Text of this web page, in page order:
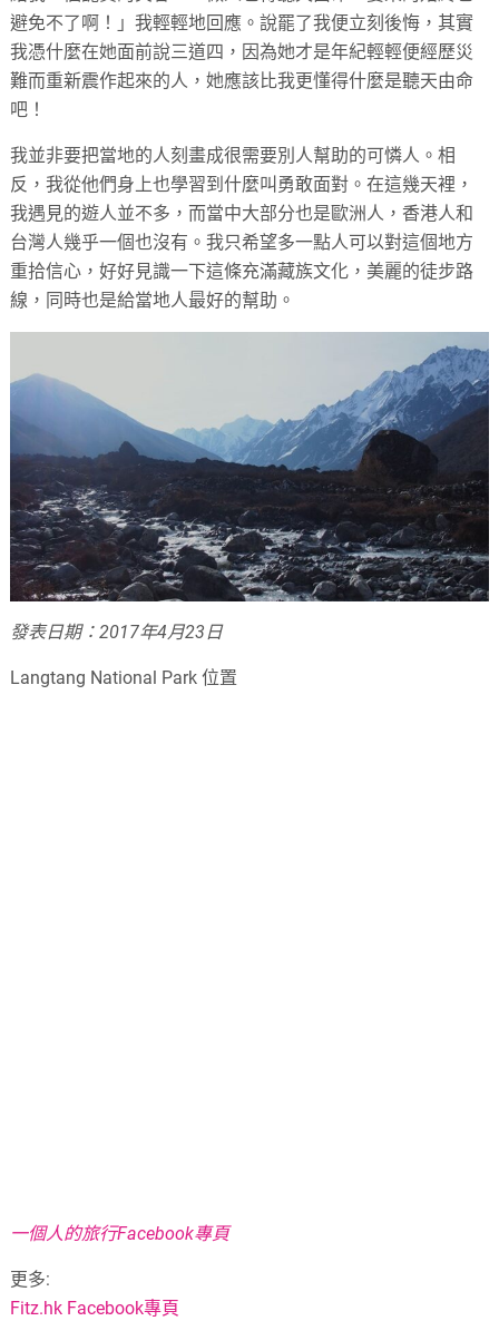
避免不了啊！」我輕輕地回應。說罷了我便立刻後悔，其實
我憑什麼在她面前說三道四，因為她才是年紀輕輕便經歷災
難而重新震作起來的人，她應該比我更懂得什麼是聽天由命
吧！
我並非要把當地的人刻畫成很需要別人幫助的可憐人。相
反，我從他們身上也學習到什麼叫勇敢面對。在這幾天裡，
我遇見的遊人並不多，而當中大部分也是歐洲人，香港人和
台灣人幾乎一個也沒有。我只希望多一點人可以對這個地方
重拾信心，好好見識一下這條充滿藏族文化，美麗的徒步路
線，同時也是給當地人最好的幫助。
發表日期：2017年4月23日
Langtang National Park 位置
一個人的旅行Facebook專頁
更多:
Fitz.hk Facebook專頁